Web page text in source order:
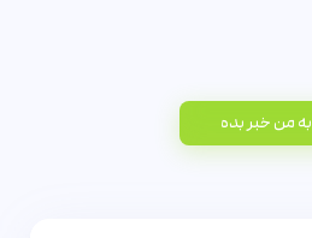
به من خبر بده